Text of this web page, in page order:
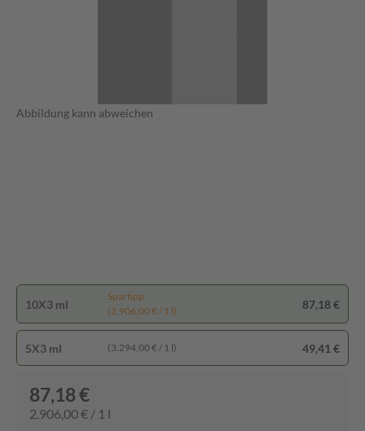
Abbildung kann abweichen
10X3 ml
Spartipp
(2.906,00 € / 1 l)
87,18 €
5X3 ml (3.294,00 € / 1 l) 49,41 €
87,18 €
2.906,00 € / 1 l